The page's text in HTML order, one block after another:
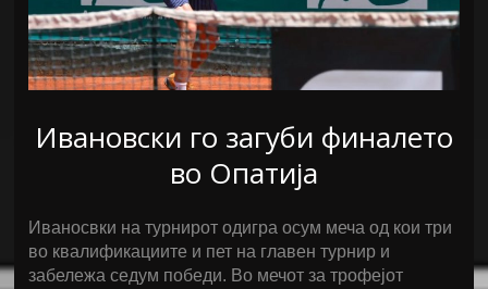
Ивановски го загуби финалето
во Опатија
Иваносвки на турнирот одигра осум меча од кои три
во квалификациите и пет на главен турнир и
забележа седум победи. Во мечот за трофејот